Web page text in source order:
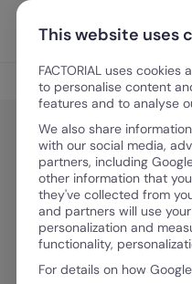
Vai al contenuto
Gestione del Talento
Gestione del Talento
Come
dell’Impostore:
azienda
This website uses
FACTORIAL uses
to personalise content
features and to analyse
We also share
with our social media,
partners, including
other information that
they've collected from
and partners will use
personalization and
functionality,
For details on how